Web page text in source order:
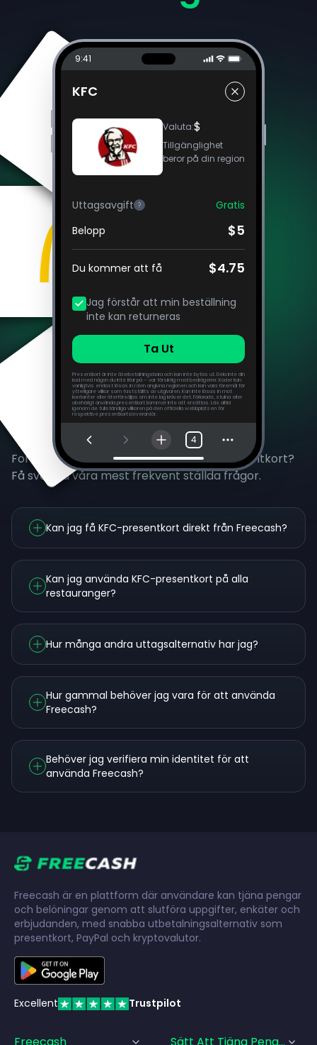
9:41
KFC
Valuta:$
Tillgänglighet
beror på din region
Uttagsavgift ?
Gratis
Belopp
$5
Du kommer att få $4.75
Jag förstår att min beställning
inte kan returneras
Ta Ut
Presentkort är inte återbetalningsbara och kan inte bytas ut. Dela inte din
kod med någon du inte litar på – var försiktig med bedrägerier. Koder kan
vanligtvis endast lösas in i den angivna regionen och kan vara föremål för
ytterligare villkor som fastställts av utgivaren. Kan inte lösas in mot
kontanter eller återförsäljas om inte lag kräver det. Förlorade, stulna eller
obehörigt använda presentkort kommer inte att ersättas. Läs alltid
igenom de fullständiga villkoren på den officiella webbplatsen för
respektive presentkortsleverantör.
4
Vanliga frågor
Fortfarande osäker på att tjäna KFC-presentkort?
Få svar på våra mest frekvent ställda frågor.
Kan jag få KFC-presentkort direkt från Freecash?
Kan jag använda KFC-presentkort på alla
restauranger?
Hur många andra uttagsalternativ har jag?
Hur gammal behöver jag vara för att använda
Freecash?
Behöver jag verifiera min identitet för att
använda Freecash?
Freecash är en plattform där användare kan tjäna pengar
och belöningar genom att slutföra uppgifter, enkäter och
erbjudanden, med snabba utbetalningsalternativ som
presentkort, PayPal och kryptovalutor.
Excellent Trustpilot